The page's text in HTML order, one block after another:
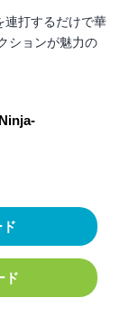
連打するだけで華
ションが魅力の
ド